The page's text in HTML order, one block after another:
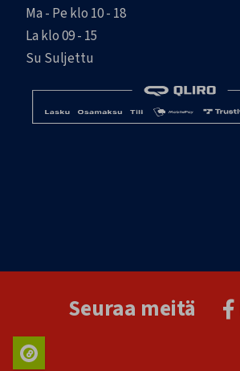
Ma - Pe klo 10 - 18
La klo 09 - 15
Su Suljettu
Seuraa meitä